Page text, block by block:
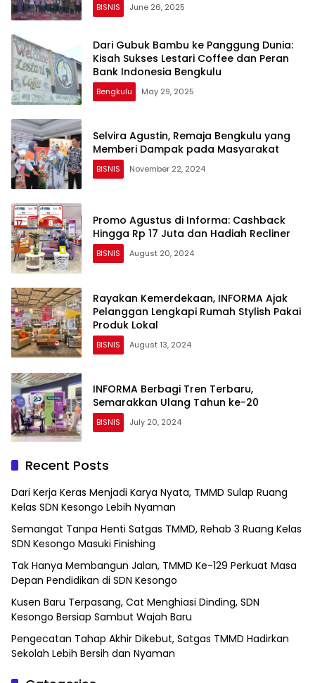
BISNIS June 26, 2025
Dari Gubuk Bambu ke Panggung Dunia:
Kisah Sukses Lestari Coffee dan Peran
Bank Indonesia Bengkulu
Bengkulu May 29, 2025
Selvira Agustin, Remaja Bengkulu yang
Memberi Dampak pada Masyarakat
BISNIS November 22, 2024
Promo Agustus di Informa: Cashback
Hingga Rp 17 Juta dan Hadiah Recliner
BISNIS August 20, 2024
Rayakan Kemerdekaan, INFORMA Ajak
Pelanggan Lengkapi Rumah Stylish Pakai
Produk Lokal
BISNIS August 13, 2024
INFORMA Berbagi Tren Terbaru,
Semarakkan Ulang Tahun ke-20
BISNIS July 20, 2024
Recent Posts
Dari Kerja Keras Menjadi Karya Nyata, TMMD Sulap Ruang
Kelas SDN Kesongo Lebih Nyaman
Semangat Tanpa Henti Satgas TMMD, Rehab 3 Ruang Kelas
SDN Kesongo Masuki Finishing
Tak Hanya Membangun Jalan, TMMD Ke-129 Perkuat Masa
Depan Pendidikan di SDN Kesongo
Kusen Baru Terpasang, Cat Menghiasi Dinding, SDN
Kesongo Bersiap Sambut Wajah Baru
Pengecatan Tahap Akhir Dikebut, Satgas TMMD Hadirkan
Sekolah Lebih Bersih dan Nyaman